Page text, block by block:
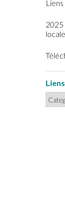
Liens
2025
Liens